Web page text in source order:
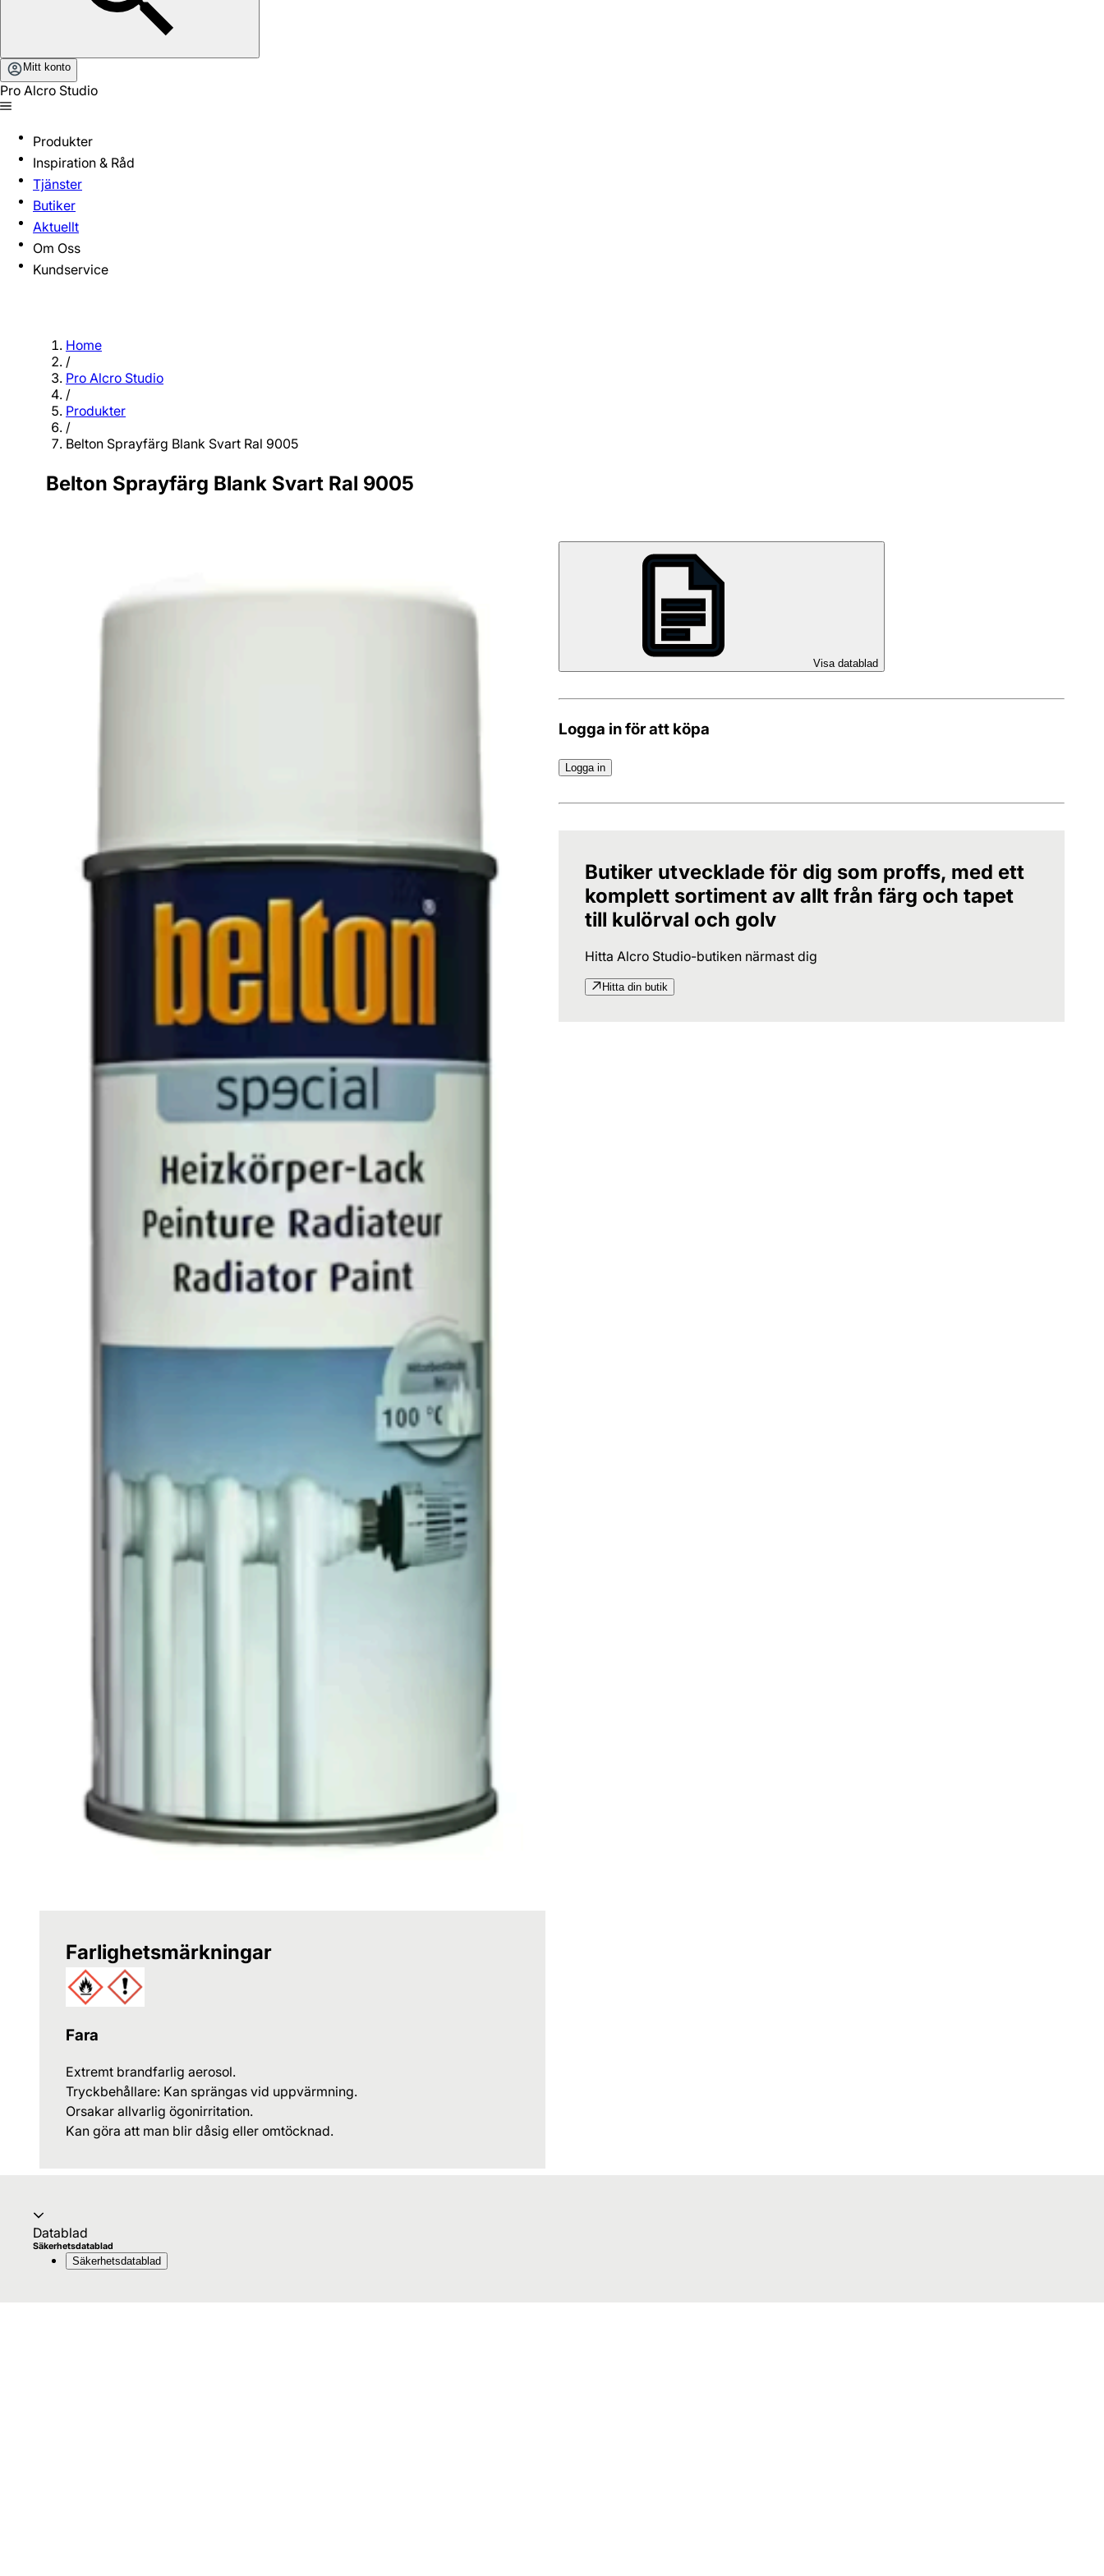
Mitt konto
Pro Alcro Studio
Produkter
Inspiration & Råd
Tjänster
Butiker
Aktuellt
Om Oss
Kundservice
Home
/
Pro Alcro Studio
/
Produkter
/
Belton Sprayfärg Blank Svart Ral 9005
Belton Sprayfärg Blank Svart Ral 9005
Farlighetsmärkningar
Fara
Extremt brandfarlig aerosol.
Tryckbehållare: Kan sprängas vid uppvärmning.
Orsakar allvarlig ögonirritation.
Kan göra att man blir dåsig eller omtöcknad.
Visa datablad
Logga in för att köpa
Logga in
Butiker utvecklade för dig som proffs, med ett
komplett sortiment av allt från färg och tapet
till kulörval och golv
Hitta Alcro Studio-butiken närmast dig
Hitta din butik
Datablad
Säkerhetsdatablad
Säkerhetsdatablad